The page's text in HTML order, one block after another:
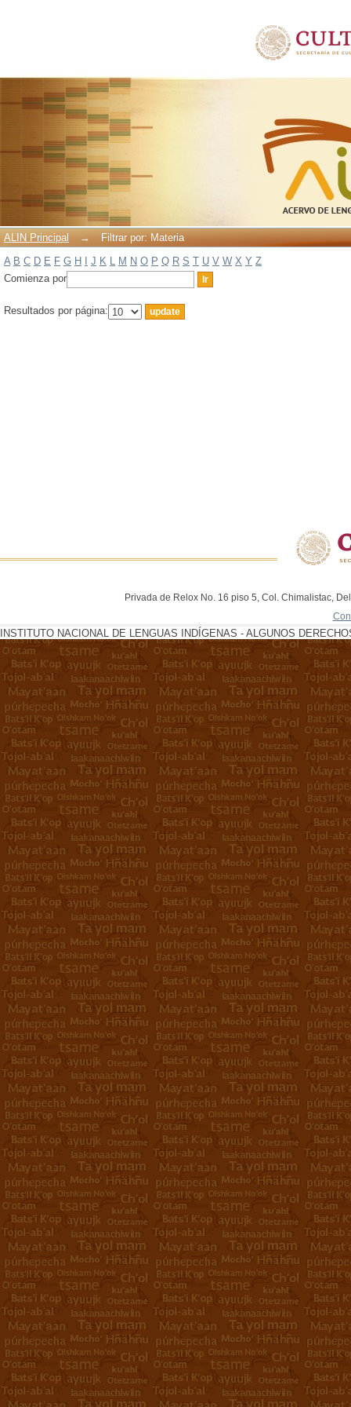
ALIN Principal →
Filtrar por: Materia
A B C D E F G H J K L M N O P Q R S T U V W X Y Z
Comienza por
Resultados por página:
Privada de Relox No. 16 piso 5, Col. Chimalistac,
INSTITUTO NACIONAL DE LENGUAS INDÍGENAS - ALGUNOS